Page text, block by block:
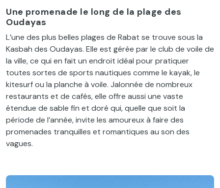
Une promenade le long de la plage des
Oudayas
L’une des plus belles plages de Rabat se trouve sous la
Kasbah des Oudayas. Elle est gérée par le club de voile de
la ville, ce qui en fait un endroit idéal pour pratiquer
toutes sortes de sports nautiques comme le kayak, le
kitesurf ou la planche à voile. Jalonnée de nombreux
restaurants et de cafés, elle offre aussi une vaste
étendue de sable fin et doré qui, quelle que soit la
période de l’année, invite les amoureux à faire des
promenades tranquilles et romantiques au son des
vagues.